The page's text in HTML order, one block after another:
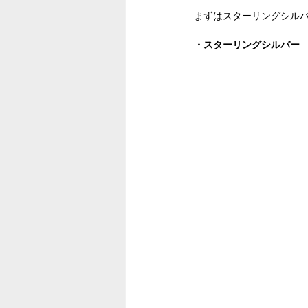
まずはスターリングシル
・スターリングシルバー